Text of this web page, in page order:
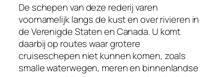
De schepen van deze rederij varen
voornamelijk langs de kust en over rivieren in
de Verenigde Staten en Canada. U komt
daarbij op routes waar grotere
cruiseschepen niet kunnen komen, zoals
smalle waterwegen, meren en binnenlandse